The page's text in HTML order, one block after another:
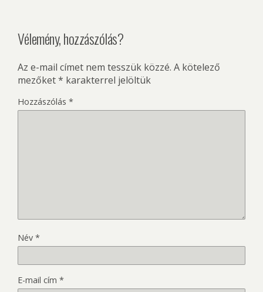
Vélemény, hozzászólás?
Az e-mail címet nem tesszük közzé. A kötelező
mezőket* karakterrel jelöltük
Hozzászólás *
Név *
E-mail cím *